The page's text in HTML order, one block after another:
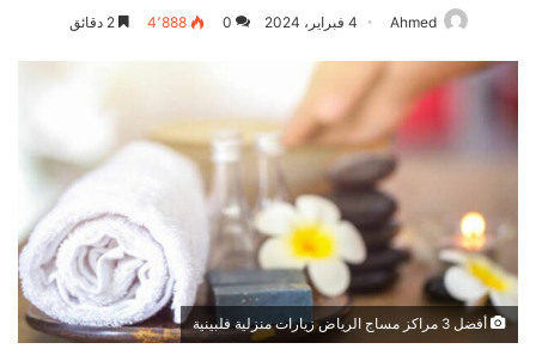
Ahmed 4 فبراير، 2024 0 4٬888 2 دقائق
أفضل 3 مراكز مساج الرياض زيارات منزلية فلبينية